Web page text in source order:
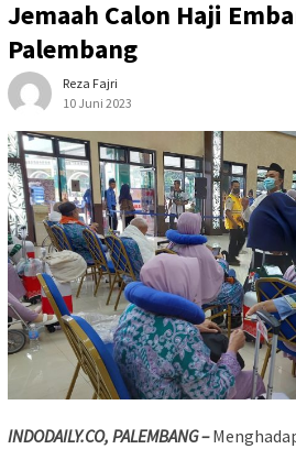
Jemaah Calon Haji
Palembang
Reza Fajri
10 Juni 2023
INDODAILY.CO, PALEMBANG –